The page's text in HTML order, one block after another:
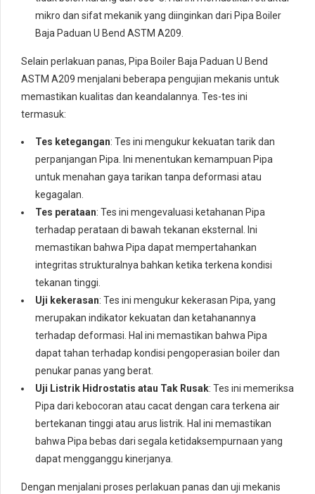
mikro dan sifat mekanik yang diinginkan dari Pipa Boiler
Baja Paduan U Bend ASTM A209.
Selain perlakuan panas, Pipa Boiler Baja Paduan U Bend
ASTM A209 menjalani beberapa pengujian mekanis untuk
memastikan kualitas dan keandalannya. Tes-tes ini
termasuk:
Tes ketegangan: Tes ini mengukur kekuatan tarik dan
perpanjangan Pipa. Ini menentukan kemampuan Pipa
untuk menahan gaya tarikan tanpa deformasi atau
kegagalan.
Tes perataan: Tes ini mengevaluasi ketahanan Pipa
terhadap perataan di bawah tekanan eksternal. Ini
memastikan bahwa Pipa dapat mempertahankan
integritas strukturalnya bahkan ketika terkena kondisi
tekanan tinggi.
Uji kekerasan: Tes ini mengukur kekerasan Pipa, yang
merupakan indikator kekuatan dan ketahanannya
terhadap deformasi. Hal ini memastikan bahwa Pipa
dapat tahan terhadap kondisi pengoperasian boiler dan
penukar panas yang berat.
Uji Listrik Hidrostatis atau Tak Rusak: Tes ini memeriksa
Pipa dari kebocoran atau cacat dengan cara terkena air
bertekanan tinggi atau arus listrik. Hal ini memastikan
bahwa Pipa bebas dari segala ketidaksempurnaan yang
dapat mengganggu kinerjanya.
Dengan menjalani proses perlakuan panas dan uji mekanis